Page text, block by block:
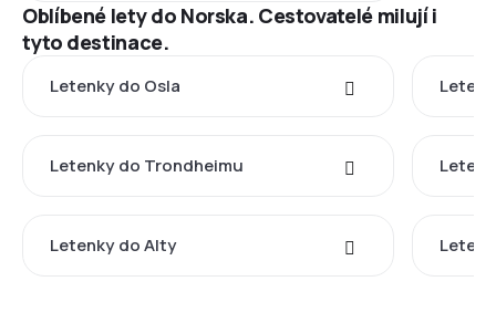
Oblíbené lety do Norska. Cestovatelé milují i
tyto destinace.
Letenky do Osla
Letenky do Trondheimu
Letenky do Alty